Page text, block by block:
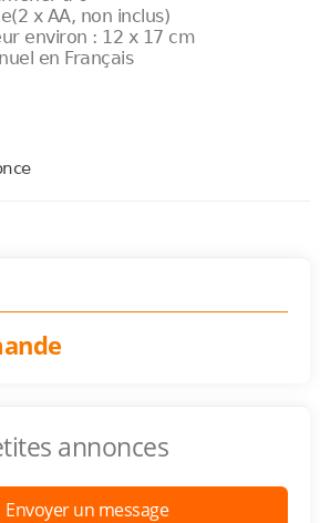
x AA, non inclus)
environ : 12 x 17 cm
en Français
annonces
Envoyer un message